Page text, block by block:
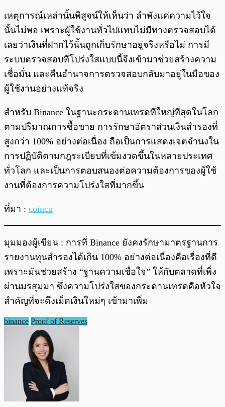
เหตุการณ์เหล่านั้นพิสูจน์ให้เห็นว่า ลำพังแค่ความไว้ใจ
นั้นไม่พอ เพราะผู้ใช้งานทั่วไปแทบไม่มีทางตรวจสอบได้
เลยว่าเงินที่ฝากไว้นั้นถูกเก็บรักษาอยู่จริงหรือไม่ การมี
ระบบตรวจสอบที่โปร่งใสแบบนี้จึงเข้ามาช่วยสร้างความ
เชื่อมั่น และคืนอำนาจการตรวจสอบกลับมาอยู่ในมือของ
ผู้ใช้งานอย่างแท้จริง
สำหรับ Binance ในฐานะกระดานเทรดที่ใหญ่ที่สุดในโลก
ตามปริมาณการซื้อขาย การรักษาอัตราส่วนเงินสำรองที่
สูงกว่า 100% อย่างต่อเนื่อง ถือเป็นการแสดงเจตจำนงใน
การปฏิบัติตามกฎระเบียบที่เข้มงวดขึ้นในหลายประเทศ
ทั่วโลก และเป็นการตอบสนองต่อความต้องการของผู้ใช้
งานที่ต้องการความโปร่งใสที่มากขึ้น
ที่มา : coincu
มุมมองผู้เขียน : การที่ Binance ยังคงรักษามาตรฐานการ
รายงานทุนสำรองได้เกิน 100% อย่างต่อเนื่องคือเรื่องที่ดี
เพราะมันช่วยสร้าง “ฐานความเชื่อใจ” ให้กับตลาดที่เพิ่ง
ผ่านมรสุมมา ซึ่งความโปร่งใสของกระดานเทรดคือหัวใจ
สำคัญที่จะดึงเม็ดเงินใหม่ๆ เข้ามาเพิ่ม
binance Proof of Reserves